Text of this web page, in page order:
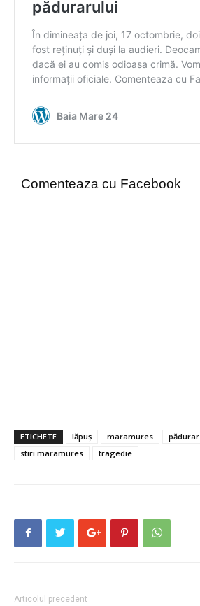
Comenteaza cu Facebook
ETICHETE lăpuș maramures pădurar
stiri maramures
tragedie
Articolul precedent